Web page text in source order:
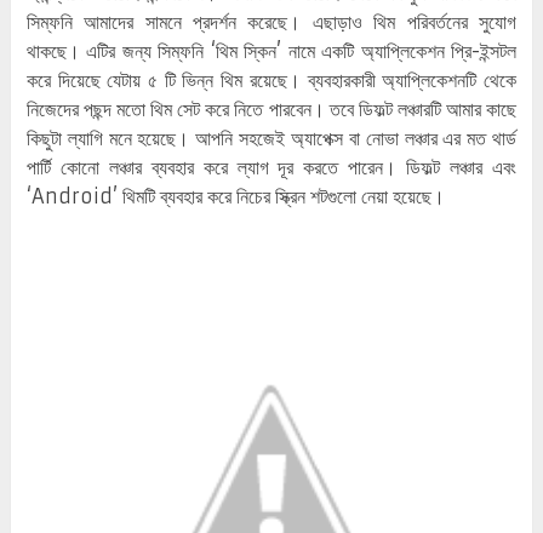
সিম্ফনি আমাদের সামনে প্রদর্শন করেছে। এছাড়াও থিম পরিবর্তনের সুযোগ
থাকছে। এটির জন্য সিম্ফনি ‘থিম স্কিন’ নামে একটি অ্যাপ্লিকেশন প্রি-ইন্সটল
করে দিয়েছে যেটায় ৫ টি ভিন্ন থিম রয়েছে। ব্যবহারকারী অ্যাপ্লিকেশনটি থেকে
নিজেদের পছন্দ মতো থিম সেট করে নিতে পারবেন। তবে ডিফল্ট লঞ্চারটি আমার কাছে
কিছুটা ল্যাগি মনে হয়েছে। আপনি সহজেই অ্যাপেক্স বা নোভা লঞ্চার এর মত থার্ড
পার্টি কোনো লঞ্চার ব্যবহার করে ল্যাগ দূর করতে পারেন। ডিফল্ট লঞ্চার এবং
‘Android’ থিমটি ব্যবহার করে নিচের স্ক্রিন শটগুলো নেয়া হয়েছে।